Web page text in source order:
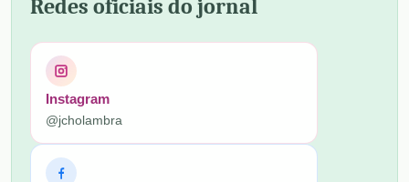
Redes oficiais do jornal
Instagram
@jcholambra